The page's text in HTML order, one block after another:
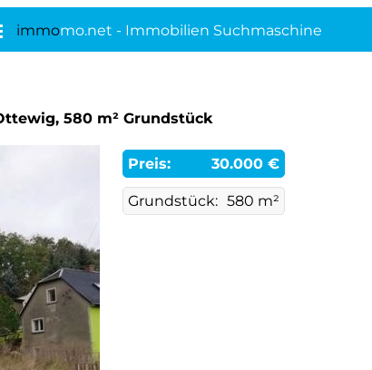
immomo.net - Immobilien Suchmaschine
580 m² Grundstück
Preis: 30.000 €
Grundstück: 580 m²